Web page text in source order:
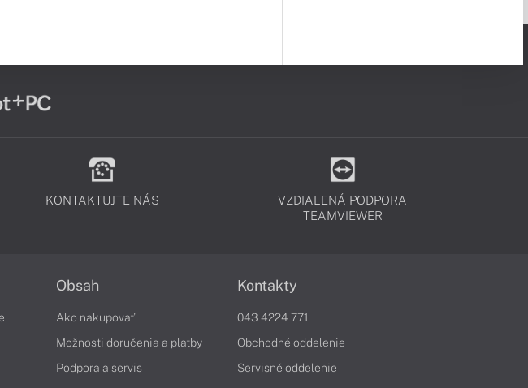
KONTAKTUJTE NÁS
VZDIALENÁ PODPORA
TEAMVIEWER
Obsah
Ako nakupovať
Možnosti doručenia a platby
Podpora a servis
Kontakty
043 4224 771
Obchodné oddelenie
Servisné oddelenie